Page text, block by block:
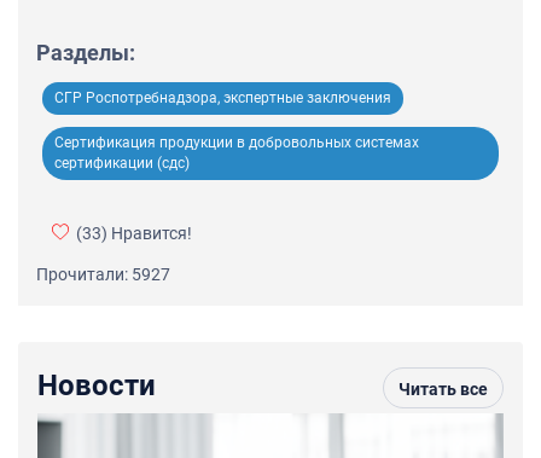
Разделы:
СГР Роспотребнадзора, экспертные заключения
Сертификация продукции в добровольных системах
сертификации (сдс)
(33) Нравится!
Прочитали: 5927
Новости Читать все